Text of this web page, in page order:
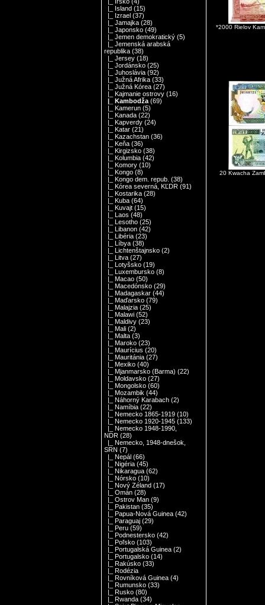
|_ Island (15)
|_ Izrael (37)
|_ Jamajka (28)
|_ Japonsko (49)
|_ Jemen demokratický (5)
|_ Jemenská arabská
republika (38)
|_ Jersey (18)
|_ Jordánsko (25)
|_ Juhoslávia (92)
|_ Južná Afrika (33)
|_ Južná Kórea (27)
|_ Kajmanie ostrovy (16)
|_ Kambodža (69)
|_ Kamerun (5)
|_ Kanada (22)
|_ Kapverdy (24)
|_ Katar (21)
|_ Kazachstan (36)
|_ Keňa (36)
|_ Kirgizsko (38)
|_ Kolumbia (42)
|_ Komory (10)
|_ Kongo (8)
|_ Kongo dem. repub. (38)
|_ Kórea severná, KĽDR (91)
|_ Kostarika (28)
|_ Kuba (64)
|_ Kuvajt (15)
|_ Laos (48)
|_ Lesotho (25)
|_ Libanon (42)
|_ Libéria (23)
|_ Líbya (38)
|_ Lichtenštajnsko (2)
|_ Litva (27)
|_ Lotyšsko (19)
|_ Luxembursko (8)
|_ Macao (50)
|_ Macedónsko (29)
|_ Madagaskar (44)
|_ Maďarsko (79)
|_ Malajzia (25)
|_ Malawi (52)
|_ Maldivy (23)
|_ Mali (2)
|_ Malta (3)
|_ Maroko (23)
|_ Maurícius (20)
|_ Mauritánia (27)
|_ Mexiko (40)
|_ Mjanmarsko (Barma) (22)
|_ Moldavsko (27)
|_ Mongolsko (60)
|_ Mozambik (44)
|_ Náhorný Karabach (2)
|_ Namíbia (22)
|_ Nemecko 1865-1919 (10)
|_ Nemecko 1920-1945 (133)
|_ Nemecko 1948-1990,
NDR (28)
|_ Nemecko, 1948-dnešok,
SRN (7)
|_ Nepál (66)
|_ Nigéria (45)
|_ Nikaragua (62)
|_ Nórsko (10)
|_ Nový Zéland (17)
|_ Omán (28)
|_ Ostrov Man (9)
|_ Pakistan (35)
|_ Papua-Nová Guinea (42)
|_ Paraguaj (29)
|_ Peru (59)
|_ Podnestersko (42)
|_ Poľsko (103)
|_ Portugalská Guinea (2)
|_ Portugalsko (14)
|_ Rakúsko (33)
|_ Rodézia
|_ Rovníková Guinea (4)
|_ Rumunsko (33)
|_ Rusko (80)
|_ Rwanda (34)
*2000 Rielov
20 Kwacha